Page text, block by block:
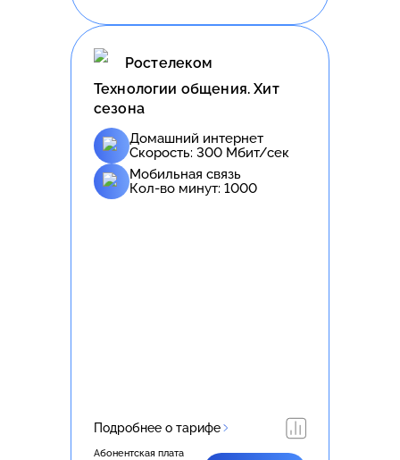
Ростелеком
Технологии общения. Хит
сезона
Домашний интернет
Скорость: 300 Мбит/сек
Мобильная связь
Кол-во минут: 1000
Подробнее о тарифе
Абонентская плата